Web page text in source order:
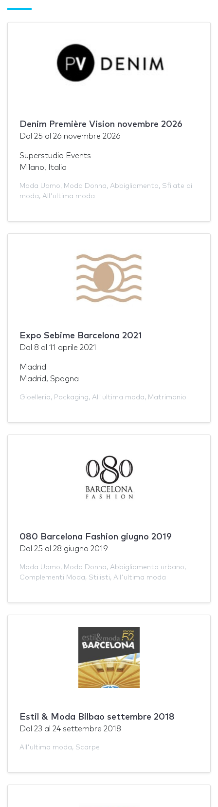
Denim Première Vision novembre 2026
Dal 25 al 26 novembre 2026
Superstudio Events
Milano, Italia
Moda Uomo, Moda Donna, Abbigliamento, Sfilate di
moda, All'ultima moda
Expo Sebime Barcelona 2021
Dal 8 al 11 aprile 2021
Madrid
Madrid, Spagna
Gioelleria, Packaging, All'ultima moda, Matrimonio
080 Barcelona Fashion giugno 2019
Dal 25 al 28 giugno 2019
Moda Uomo, Moda Donna, Abbigliamento urbano,
Complementi Moda, Stilisti, All'ultima moda
Estil & Moda Bilbao settembre 2018
Dal 23 al 24 settembre 2018
All'ultima moda, Scarpe